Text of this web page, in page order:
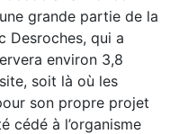
grande partie de la
Desroches, qui a
environ 3,8
soit là où les
son propre projet
cédé à l’organisme